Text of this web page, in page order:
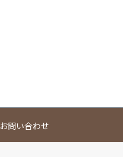
お問い合わせ